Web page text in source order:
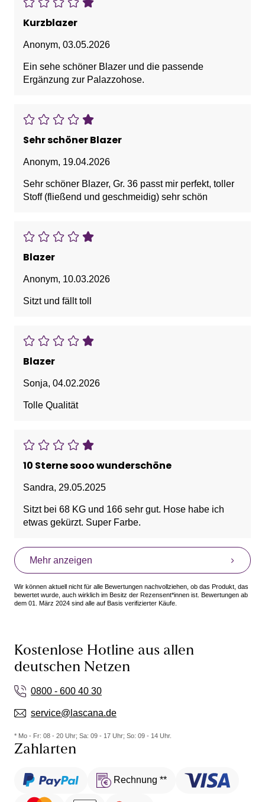
Kurzblazer
Anonym, 03.05.2026
Ein sehe schöner Blazer und die passende
Ergänzung zur Palazzohose.
Sehr schöner Blazer
Anonym, 19.04.2026
Sehr schöner Blazer, Gr. 36 passt mir perfekt, toller
Stoff (fließend und geschmeidig) sehr schön
Blazer
Anonym, 10.03.2026
Sitzt und fällt toll
Blazer
Sonja, 04.02.2026
Tolle Qualität
10 Sterne sooo wunderschöne
Sandra, 29.05.2025
Sitzt bei 68 KG und 166 sehr gut. Hose habe ich
etwas gekürzt. Super Farbe.
Mehr anzeigen
Wir können aktuell nicht für alle Bewertungen nachvollziehen, ob das Produkt, das
bewertet wurde, auch wirklich im Besitz der Rezensent*innen ist. Bewertungen ab
dem 01. März 2024 sind alle auf Basis verifizierter Käufe.
Kostenlose Hotline aus allen
deutschen Netzen
0800 - 600 40 30
service@lascana.de
* Mo - Fr: 08 - 20 Uhr; Sa: 09 - 17 Uhr; So: 09 - 14 Uhr.
Zahlarten
Rechnung **